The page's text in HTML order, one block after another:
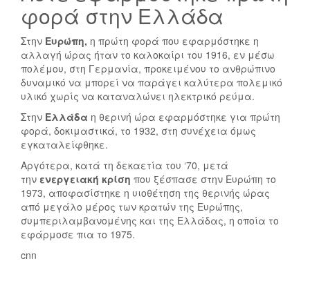
φορά στην Ελλάδα
Στην Ευρώπη, η πρώτη φορά που εφαρμόστηκε η
αλλαγή ώρας ήταν το καλοκαίρι του 1916, εν μέσω
πολέμου, στη Γερμανία, προκειμένου το ανθρώπινο
δυναμικό να μπορεί να παράγει καλύτερα πολεμικό
υλικό χωρίς να καταναλώνει ηλεκτρικό ρεύμα.
Στην Ελλάδα η θερινή ώρα εφαρμόστηκε για πρώτη
φορά, δοκιμαστικά, το 1932, στη συνέχεια όμως
εγκαταλείφθηκε.
Αργότερα, κατά τη δεκαετία του ‘70, μετά
την ενεργειακή κρίση που ξέσπασε στην Ευρώπη το
1973, αποφασίστηκε η υιοθέτηση της θερινής ώρας
από μεγάλο μέρος των κρατών της Ευρώπης,
συμπεριλαμβανομένης και της Ελλάδας, η οποία το
εφάρμοσε πια το 1975.
cnn